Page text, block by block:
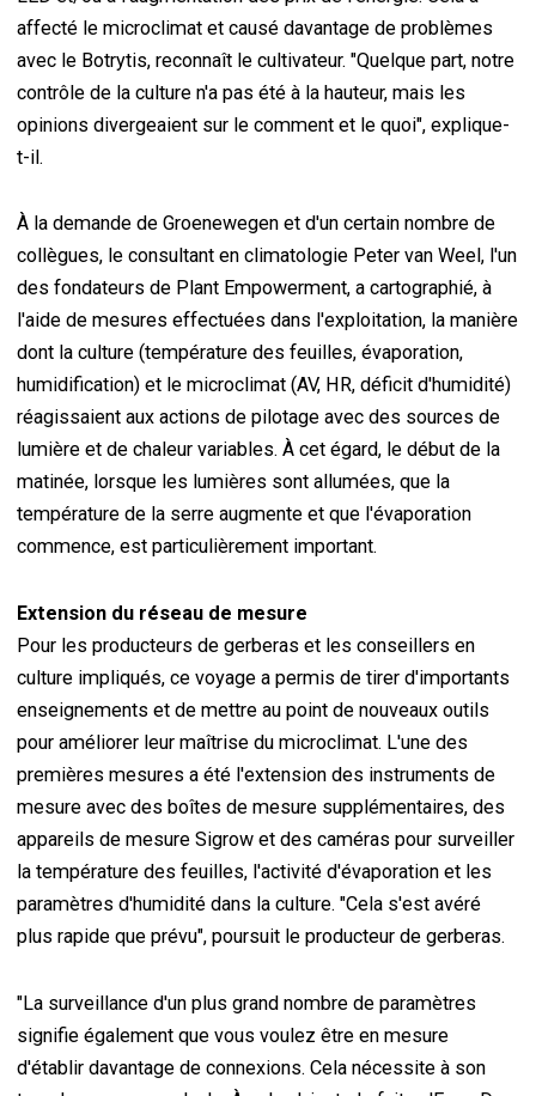
affecté le microclimat et causé davantage de problèmes
avec le Botrytis, reconnaît le cultivateur. "Quelque part, notre
contrôle de la culture n'a pas été à la hauteur, mais les
opinions divergeaient sur le comment et le quoi", explique-
t-il.
À la demande de Groenewegen et d'un certain nombre de
collègues, le consultant en climatologie Peter van Weel, l'un
des fondateurs de Plant Empowerment, a cartographié, à
l'aide de mesures effectuées dans l'exploitation, la manière
dont la culture (température des feuilles, évaporation,
humidification) et le microclimat (AV, HR, déficit d'humidité)
réagissaient aux actions de pilotage avec des sources de
lumière et de chaleur variables. À cet égard, le début de la
matinée, lorsque les lumières sont allumées, que la
température de la serre augmente et que l'évaporation
commence, est particulièrement important.
Extension du réseau de mesure
Pour les producteurs de gerberas et les conseillers en
culture impliqués, ce voyage a permis de tirer d'importants
enseignements et de mettre au point de nouveaux outils
pour améliorer leur maîtrise du microclimat. L'une des
premières mesures a été l'extension des instruments de
mesure avec des boîtes de mesure supplémentaires, des
appareils de mesure Sigrow et des caméras pour surveiller
la température des feuilles, l'activité d'évaporation et les
paramètres d'humidité dans la culture. "Cela s'est avéré
plus rapide que prévu", poursuit le producteur de gerberas.
"La surveillance d'un plus grand nombre de paramètres
signifie également que vous voulez être en mesure
d'établir davantage de connexions. Cela nécessite à son